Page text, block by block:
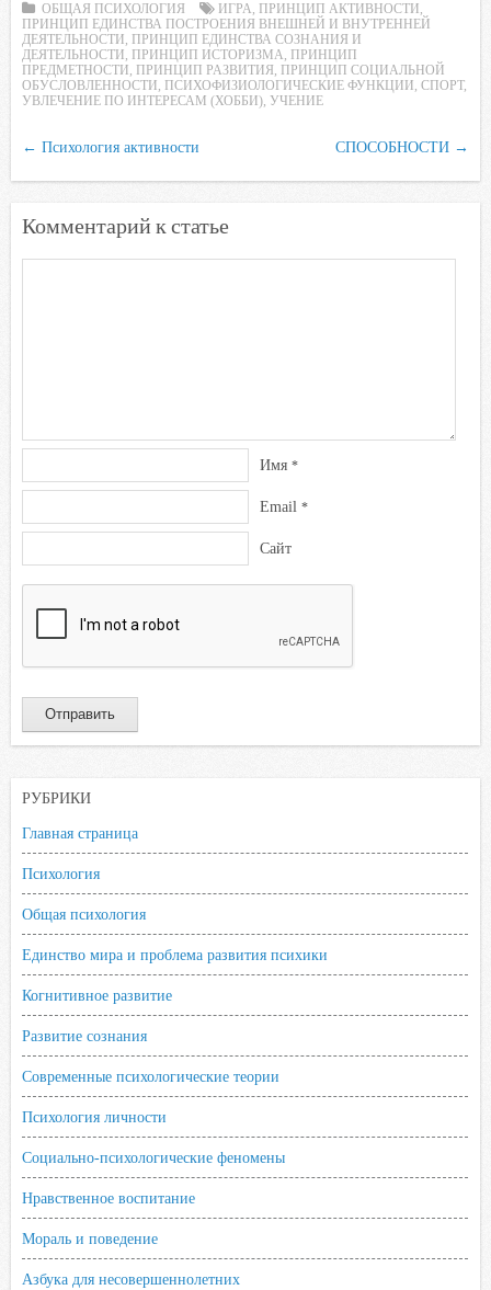
i
ОБЩАЯ ПСИХОЛОГИЯ ИГРА, ПРИНЦИП АКТИВНОСТИ,
ПРИНЦИП ЕДИНСТВА ПОСТРОЕНИЯ ВНЕШНЕЙ И ВНУТРЕННЕЙ
ДЕЯТЕЛЬНОСТИ,
ПРИНЦИП ЕДИНСТВА СОЗНАНИЯ И
ДЕЯТЕЛЬНОСТИ, ПРИНЦИП ИСТОРИЗМА,
ПРИНЦИП
ПРЕДМЕТНОСТИ, ПРИНЦИП РАЗВИТИЯ ,
ПРИНЦИП СОЦИАЛЬНОЙ
ОБУСЛОВЛЕННОСТИ, ПСИХОФИЗИОЛОГИЧЕСКИЕ ФУНКЦИИ, СПОРТ,
УВЛЕЧЕНИЕ ПО ИНТЕРЕСАМ (ХОББИ), УЧЕНИЕ
← Психология активности СПОСОБНОСТИ →
Комментарий к статье
Имя *
Email *
Сайт
РУБРИКИ
Главная страница
Психология
Общая психология
Единство мира и проблема развития психики
Когнитивное развитие
Развитие сознания
Современные психологические теории
Психология личности
Социально-психологические феномены
Нравственное воспитание
Мораль и поведение
Азбука для несовершеннолетних